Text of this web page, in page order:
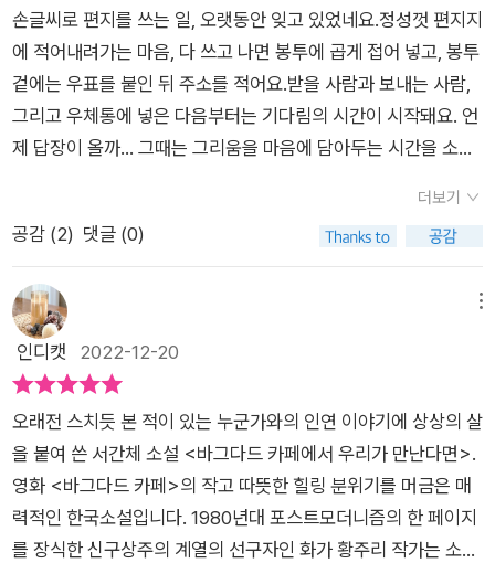
로는 불안하다. 편리함을 얻게 됨으로서 , 자연스럽게 느끼는 불
안이라는 실체다. 과거에 천착할 수 밖에 없는 그 순간, 우리는 과
거의 행복과 기쁨을 꺼내어,사라진 기억들을 재현하고 싶어진다.
즉 디지털 세상에서, 아날로그적 정서를 느껴보고 싶은 것은 어거
지가 아닌 현실 그 자체였다.소설 『바그다드 카페에서 우리가 만
드런의 페미니즘 영화 『바그다드 카페』 이야기로 시작하고 있다.
어떤 영화가 흥행이 되면,그 영화 제목을 모방하는 상점이 생기는
것은 어쩌면 당연한 것인지도 모른다. 소설에서, 주인공 박경아가
이민 2세인 외과의사 남자와 바그다드카페에 만나는 것이 전혀
어색하지 않고 자연스럽다. 서로 다른 배경, 남자가 살아온 환경
과 박경아가 살아온 환경은 다르다. 단 ,서로에게 이끌리게 되고,
가 황주리는 영화 『바그다드 카페』 속 뚱뚱한 주인공을 떠올리게
끔 소설 곳곳에 작가의 의도를 숨겨놓았다. 아날로그의 삶, 힐링
과 위로를 느끼고 싶은 현대인에게, 고독과 외로움, 쓸쓸함을 느
낄 수 있을 때, 비로소 행복해지고,비로소 따스함을 느낄 수 있다
옵니다. Mr. A라고만 지칭되는 남자는 "뉴욕 브루클린에서 태어
나자란, 아프간 이민자들을 부모로 둔 외과의사(p15)"라고 합니
다. 남자가 오래 전에 만났다가 헤어진 후 페이스북을 통해 조우
한 여자는 한국인 화가 박경아입니다. 인연이란 때로 기이한 방식
으로 이어지기도 하기에, Mr. A는 같이 근무하는 한국인 의사
가 흥얼거리는 노래 <벚꽃 엔딩>을 통해서도 박경아씨를 더 추
억하게 되었다고 고백합니다. 라스베가스를 지나면서도 저 부근
r. A, 진짜 바그다드와는 700km나 떨어진 시리아 사막에 실제
로 있었던 바그다드 카페(p44)를 회상하는 Mr. A는 가는 곳마
다 박경아씨가 그린 그림을 발견하는 serendipity라도 가진 분
인가 봅니다. 이에 대한 화답은 2부 p65에서 박경아씨가 합니
다. 박경아씨도 자신의 지난일에 대해 약간은 슬픈 어조로 이야기
합니다. 전남편은 중국인이었는데, 사실 여성의 입장에서는 남자
에게 다가가건 혹은 자신에게 남자가 다가오는 상황이건 간에 경
계가 안 될 수가 없겠죠. 그래서 찰스 보이어, 잉그리드 버그먼 주
연의 고전영화 <Gaslight>를 자연스럽게 언급도 하는데, 정
손글씨로 편지를 쓰는 일, 오랫동안 잊고 있었네요.정성껏 편지지
에 적어내려가는 마음, 다 쓰고 나면 봉투에 곱게 접어 넣고, 봉투
겉에는 우표를 붙인 뒤 주소를 적어요.받을 사람과 보내는 사람,
그리고 우체통에 넣은 다음부터는 기다림의 시간이 시작돼요. 언
제 답장이 올까... 그때는 그리움을 마음에 담아두는 시간을 소중
은 밥처럼 까슬까슬, 마음은 더 힘들어졌고요.《바그다드 카페에
서 우리가 만난다면》 은 황주리 작가님의 그림 장편소설이에요.
불안과 전쟁과 평화, 그리고 불멸의 이야기' (5p)라고 소개하네
요. 표현은 달라도 모든 책은 독자를 향한 편지가 아닐까 싶어요.
소설은 오래전 뉴욕의 어느 화랑에서 스치듯 만났던 두 사람이 S
람의 연결고리는 영화 <바그다드 카페>예요. 의사 A는 우연히
전시장에서 한국인 화가 박경아의 그림을 보고, 딱 자신의 마음
같다고 느꼈는데 이유는 그 시절에 본 영화 <바그다드 카페>를
그림 속에서 발견했기 때문이에요. A는 자신의 편지에 답을 줄 수
더보기
공감 (2) 댓글 (0)
인디캣 2022-12-20
오래전 스치듯 본 적이 있는 누군가와의 인연 이야기에 상상의 살
을 붙여 쓴 서간체 소설 <바그다드 카페에서 우리가 만난다면>.
영화 <바그다드 카페>의 작고 따뜻한 힐링 분위기를 머금은 매
력적인 한국소설입니다. 1980년대 포스트모더니즘의 한 페이지
를 장식한 신구상주의 계열의 선구자인 화가 황주리 작가는 소설